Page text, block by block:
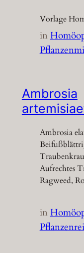
Vorlage
in
Ambrosia
Ambrosia
Aufrechtes
Ragweed,
in